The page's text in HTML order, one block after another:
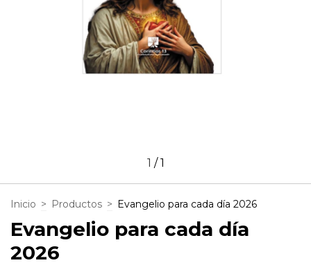
1 /1
Inicio > Productos > Evangelio para cada día 2026
Evangelio para cada día
2026